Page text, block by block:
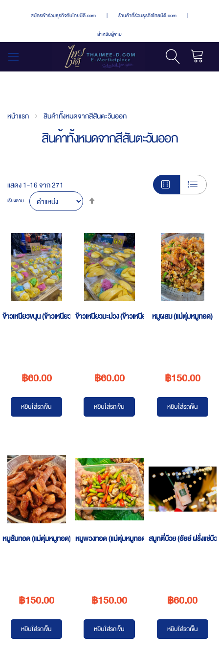
สมัครเข้าร่วมธุรกิจกับไทยมีดี.com | ร้านค้าที่ร่วมธุรกิจไทยมีดี.com |
สำหรับผู้ขาย
หน้าแรก สินค้าทั้งหมดจากสีสันตะวันออก
สินค้าทั้งหมดจากสีสันตะวันออก
แสดง1-16จาก271
เรียงตาม
Direction
ข้าวเหนียวขนุน (ข้าวเหนียวหลายใจ เนินพลับหวาน)
฿60.00
หยิบใส่รถเข็น
ข้าวเหนียวมะม่วง (ข้าวเหนียวหลายใจ เนินพลับหวาน)
฿60.00
หยิบใส่รถเข็น
หมูผสม (แม่ตุ่มหมูทอด)
฿150.00
หยิบใส่รถเข็น
หมูส้มทอด (แม่ตุ่มหมูทอด)
฿150.00
หยิบใส่รถเข็น
หมูพวงทอด (แม่ตุ่มหมูทอด)
฿150.00
หยิบใส่รถเข็น
สมูทตี่บ๊วย (อัยย์ ฝรั่งแช่บ๊
฿60.00
หยิบใส่รถเข็น